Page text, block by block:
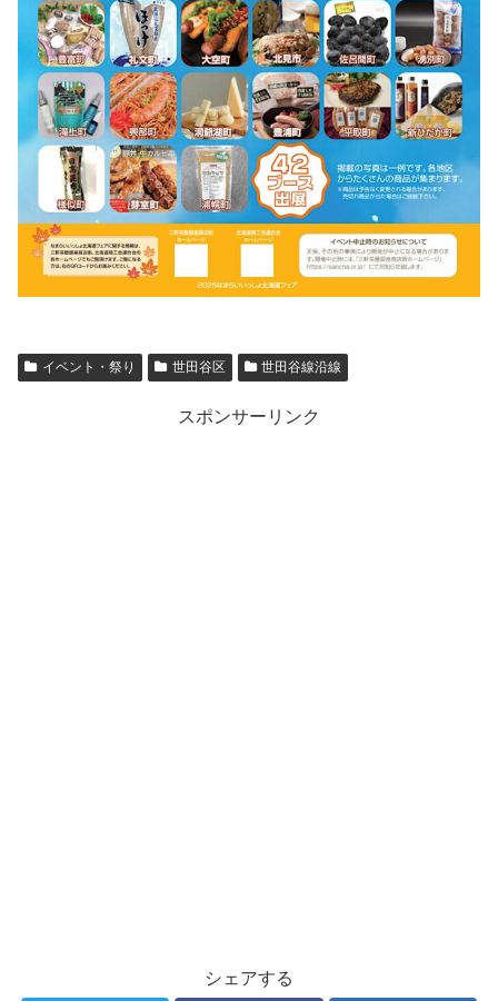
イベント・祭り 世田谷区 世田谷線沿線
スポンサーリンク
シェアする